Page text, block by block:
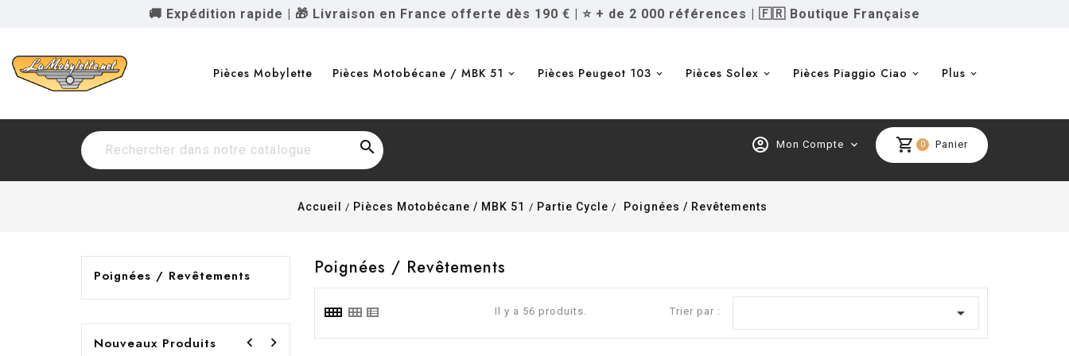
🚚 Expédition rapide | 🎁 Livraison en France offerte dès 190 € | ⭐ + de 2 000 références | 🇫🇷 Boutique Française
Pièces Mobylette Pièces Motobécane / MBK 51 Pièces Peugeot 103 Pièces Solex Pièces Piaggio Ciao Plus
 shopping_cart 0 Panier
account_circle Mon Compte expand_more
Accueil Pièces Motobécane / MBK 51 Partie Cycle Poignées / Revêtements
Poignées / Revêtements
Nouveaux Produits  
Poignées / Revêtements
Il y a 56 produits. Trier par : 